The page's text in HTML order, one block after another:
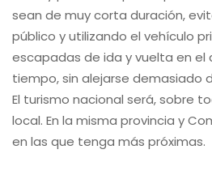
sean de muy corta duración,
público y utilizando el vehículo
escapadas de ida y vuelta en el
tiempo, sin alejarse demasiado
El turismo nacional será, sobre
local. En la misma provincia y
en las que tenga más próximas.